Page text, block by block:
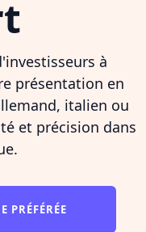
à
présentation en
italien ou
et précision dans
PRÉFÉRÉE